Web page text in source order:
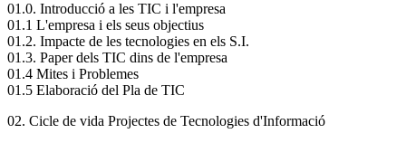
01.0. Introducció a les TIC i l'empresa
01.1 L'empresa i els seus objectius
01.2. Impacte de les tecnologies en els S.I.
01.3. Paper dels TIC dins de l'empresa
01.4 Mites i Problemes
01.5 Elaboració del Pla de TIC
02. Cicle de vida Projectes de Tecnologies d'Informació